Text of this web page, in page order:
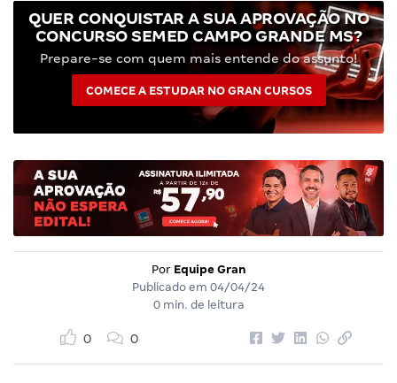
QUER CONQUISTAR A SUA APROVAÇÃO NO
CONCURSO SEMED CAMPO GRANDE MS?
Prepare-se com quem mais entende do assunto!
COMECE A ESTUDAR NO GRAN CURSOS
Por Equipe Gran
Publicado em 04/04/24
0 min. de leitura
0 0